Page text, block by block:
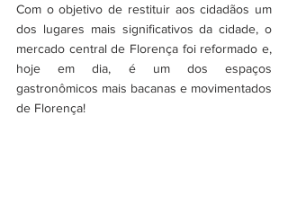
Com o objetivo de restituir aos cidadãos um
dos lugares mais significativos da cidade, o
mercado central de Florença foi reformado e,
hoje em dia, é um dos espaços
gastronômicos mais bacanas e movimentados
de Florença!